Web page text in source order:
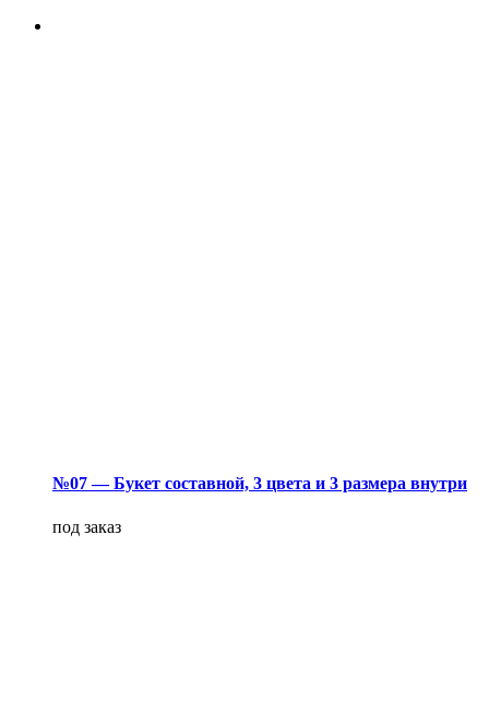
№07 — Букет составной, 3 цвета и 3 размера внутри
под заказ